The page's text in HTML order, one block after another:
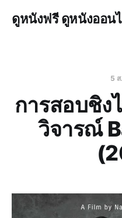
ดูหนังฟรี ดูหนังออน
5
การสอบชิง
วิจารณ์